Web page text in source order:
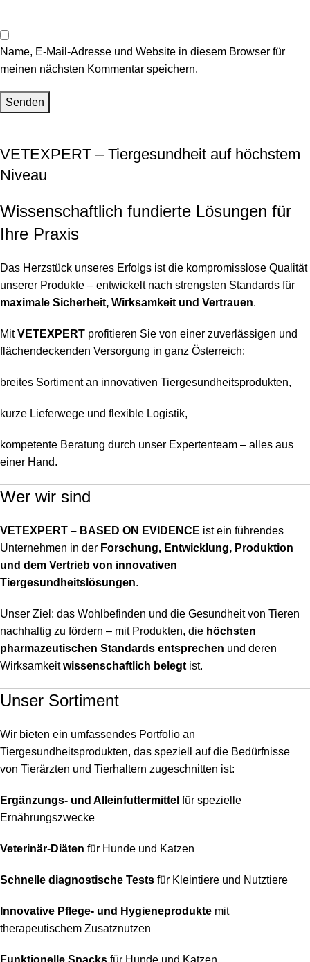
Name, E-Mail-Adresse und Website in diesem Browser für
meinen nächsten Kommentar speichern.
VETEXPERT – Tiergesundheit auf höchstem
Niveau
Wissenschaftlich fundierte Lösungen für
Ihre Praxis
Das Herzstück unseres Erfolgs ist die kompromisslose Qualität
unserer Produkte – entwickelt nach strengsten Standards für
maximale Sicherheit, Wirksamkeit und Vertrauen.
MitVETEXPERT profitieren Sie von einer zuverlässigen und
flächendeckenden Versorgung in ganz Österreich:
breites Sortiment an innovativen Tiergesundheitsprodukten,
kurze Lieferwege und flexible Logistik,
kompetente Beratung durch unser Expertenteam – alles aus
einer Hand.
Wer wir sind
VETEXPERT – BASED ON EVIDENCE ist ein führendes
Unternehmen in der Forschung, Entwicklung, Produktion
und dem Vertrieb von innovativen
Tiergesundheitslösungen.
Unser Ziel: das Wohlbefinden und die Gesundheit von Tieren
nachhaltig zu fördern – mit Produkten, die höchsten
pharmazeutischen Standards entsprechen und deren
Wirksamkeitwissenschaftlich belegt ist.
Unser Sortiment
Wir bieten ein umfassendes Portfolio an
Tiergesundheitsprodukten, das speziell auf die Bedürfnisse
von Tierärzten und Tierhaltern zugeschnitten ist:
Ergänzungs- und Alleinfuttermittel für spezielle
Ernährungszwecke
Veterinär-Diäten für Hunde und Katzen
Schnelle diagnostische Tests für Kleintiere und Nutztiere
Innovative Pflege- und Hygieneprodukte mit
therapeutischem Zusatznutzen
Funktionelle Snacks für Hunde und Katzen